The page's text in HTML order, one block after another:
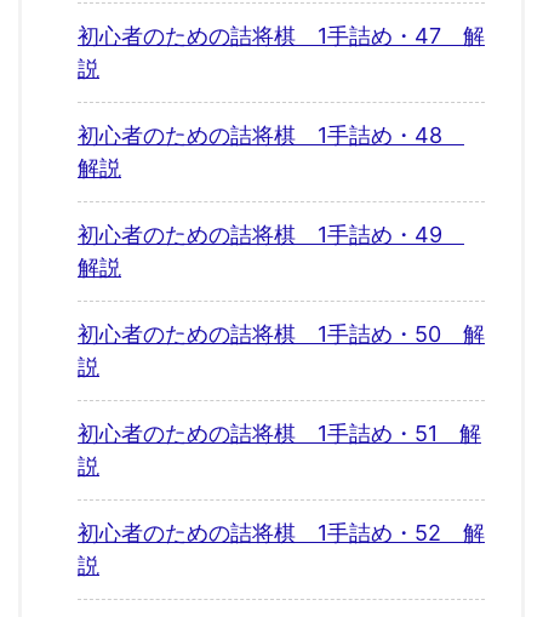
初心者のための詰将棋 1手詰め・47 解
説
初心者のための詰将棋 1手詰め・48
解説
初心者のための詰将棋 1手詰め・49
解説
初心者のための詰将棋 1手詰め・50 解
説
初心者のための詰将棋 1手詰め・51 解
説
初心者のための詰将棋 1手詰め・52 解
説